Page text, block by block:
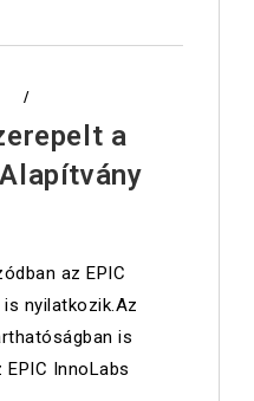
/
a
az EPIC
nyilatkozik.Az
is
InnoLabs